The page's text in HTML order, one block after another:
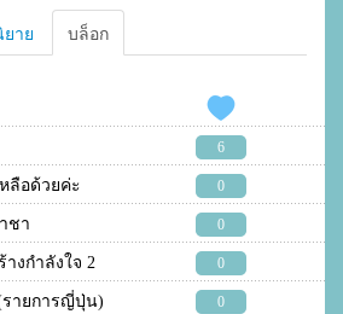
าย บล็อก
6
ลือด้วยค่ะ 0
ชา 0
งกำลังใจ 2 0
ายการญี่ปุ่น) 0